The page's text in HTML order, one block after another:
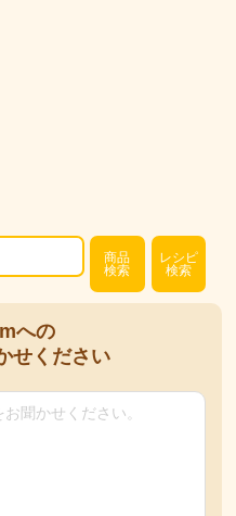
商品
検索
レシピ
検索
への
せください